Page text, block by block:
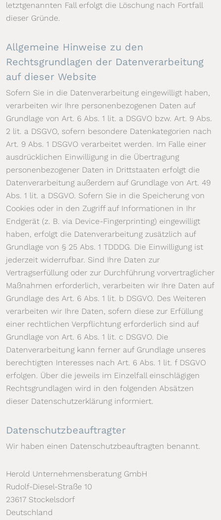
letztgenannten Fall erfolgt die Löschung nach Fortfall
dieser Gründe.
Allgemeine Hinweise zu den
Rechtsgrundlagen der Datenverarbeitung
auf dieser Website
Sofern Sie in die Datenverarbeitung eingewilligt haben,
verarbeiten wir Ihre personenbezogenen Daten auf
Grundlage von Art. 6 Abs. 1 lit. a DSGVO bzw. Art. 9 Abs.
2 lit. a DSGVO, sofern besondere Datenkategorien nach
Art. 9 Abs. 1 DSGVO verarbeitet werden. Im Falle einer
ausdrücklichen Einwilligung in die Übertragung
personenbezogener Daten in Drittstaaten erfolgt die
Datenverarbeitung außerdem auf Grundlage von Art. 49
Abs. 1 lit. a DSGVO. Sofern Sie in die Speicherung von
Cookies oder in den Zugriff auf Informationen in Ihr
Endgerät (z. B. via Device-Fingerprinting) eingewilligt
haben, erfolgt die Datenverarbeitung zusätzlich auf
Grundlage von § 25 Abs. 1 TDDDG. Die Einwilligung ist
jederzeit widerrufbar. Sind Ihre Daten zur
Vertragserfüllung oder zur Durchführung vorvertraglicher
Maßnahmen erforderlich, verarbeiten wir Ihre Daten auf
Grundlage des Art. 6 Abs. 1 lit. b DSGVO. Des Weiteren
verarbeiten wir Ihre Daten, sofern diese zur Erfüllung
einer rechtlichen Verpflichtung erforderlich sind auf
Grundlage von Art. 6 Abs. 1 lit. c DSGVO. Die
Datenverarbeitung kann ferner auf Grundlage unseres
berechtigten Interesses nach Art. 6 Abs. 1 lit. f DSGVO
erfolgen. Über die jeweils im Einzelfall einschlägigen
Rechtsgrundlagen wird in den folgenden Absätzen
dieser Datenschutzerklärung informiert.
Datenschutz­beauftragter
Wir haben einen Datenschutzbeauftragten benannt.
Herold Unternehmensberatung GmbH
Rudolf-Diesel-Straße 10
23617 Stockelsdorf
Deutschland